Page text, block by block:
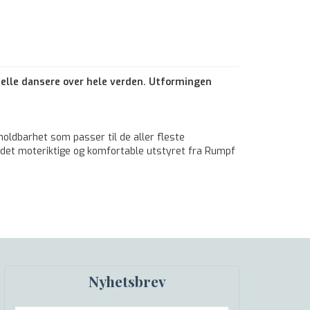
dansere over hele verden. Utformingen
som passer til de aller fleste
moteriktige og komfortable utstyret fra Rumpf
Nyhetsbrev